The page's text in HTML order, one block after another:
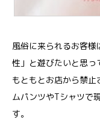
風俗に来られるお客
性」と遊びたいと思っ
もともとお店から禁止
ムパンツやTシャツで
す。